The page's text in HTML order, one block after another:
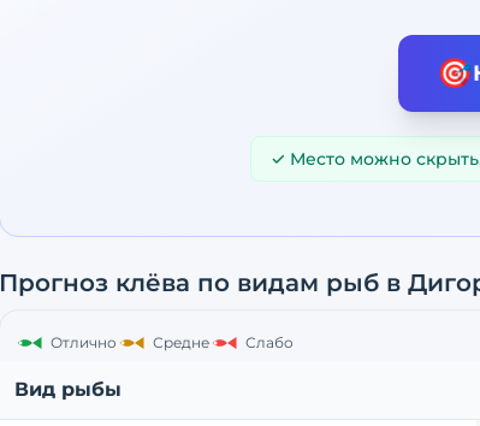
🎯
✓ Место можно
Прогноз клёва по видам рыб в
Отлично Средне Слабо
Вид рыбы